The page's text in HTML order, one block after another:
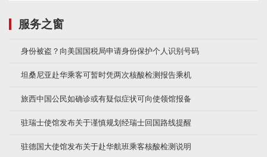
服务之窗
身份被盗？向美国国税局申请身份保护个人识别号码
坦桑尼亚赴华乘客可暂时凭两次核酸检测报告乘机
旅西中国公民如确诊或有疑似症状可向使领馆报备
驻瑞士使馆发布关于谨慎规划经瑞士回国路线提醒
驻德国大使馆发布关于赴华航班乘客核酸检测说明